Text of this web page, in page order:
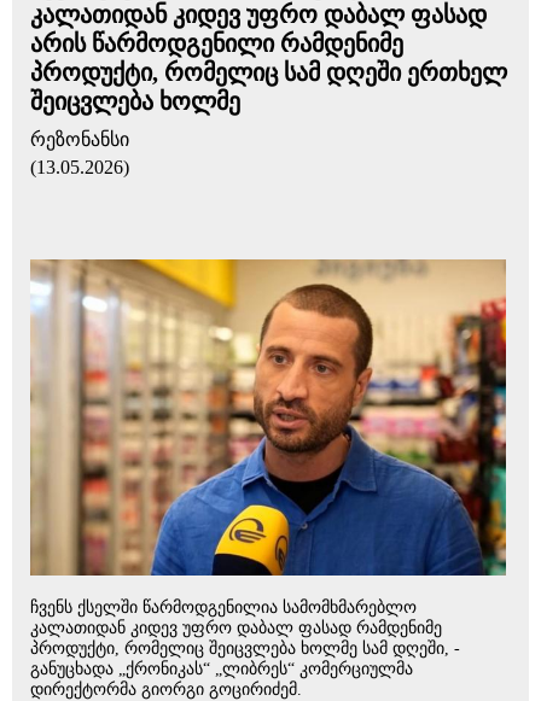
კალათიდან კიდევ უფრო დაბალ ფასად
არის წარმოდგენილი რამდენიმე
პროდუქტი, რომელიც სამ დღეში ერთხელ
შეიცვლება ხოლმე
რეზონანსი
(13.05.2026)
ჩვენს ქსელში წარმოდგენილია სამომხმარებლო
კალათიდან კიდევ უფრო დაბალ ფასად რამდენიმე
პროდუქტი, რომელიც შეიცვლება ხოლმე სამ დღეში, -
განუცხადა „ქრონიკას“ „ლიბრეს“ კომერციულმა
დირექტორმა გიორგი გოცირიძემ.